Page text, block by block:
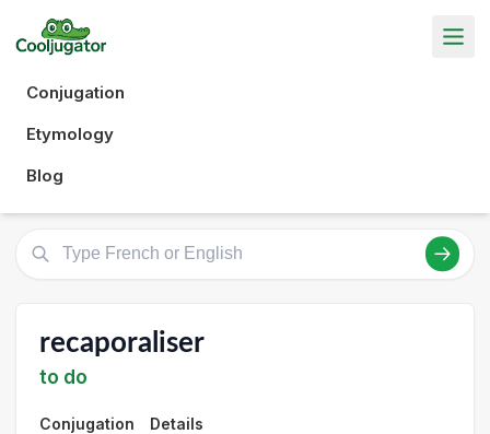
Conjugation
Etymology
Blog
recaporaliser
to do
Conjugation Details